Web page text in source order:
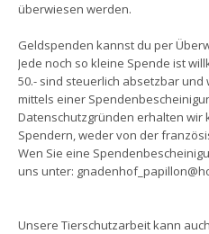
überwiesen werden.
Geldspenden kannst du per
Jede noch so kleine Spende ist
50.- sind steuerlich absetzbar
mittels einer
Datenschutzgründen erhalten wir
Spendern, weder von der
Wen Sie eine
uns unter:
Unsere Tierschutzarbeit kann